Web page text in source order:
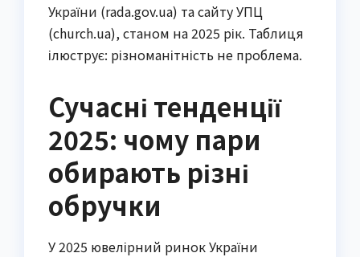
України (rada.gov.ua) та сайту УПЦ
(church.ua), станом на 2025 рік. Таблиця
ілюструє: різноманітність не проблема.
Сучасні тенденції
2025: чому пари
обирають різні
обручки
У 2025 ювелірний ринок України